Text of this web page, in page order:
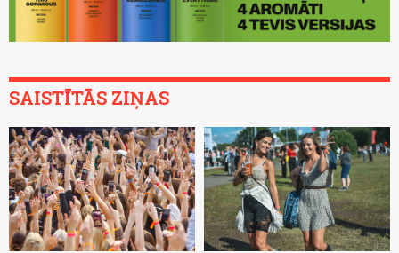
SAISTĪTĀS ZIŅAS